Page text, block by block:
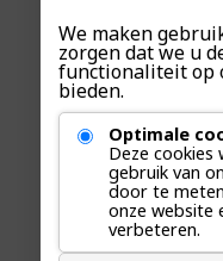
We maken
zorgen dat we u
functionaliteit op
bieden.
Optimale
Deze
gebruik van
door te
onze website
verbeteren.